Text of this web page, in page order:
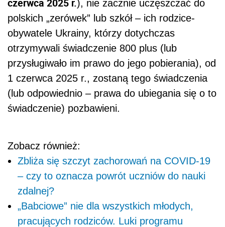
), nie zacznie uczęszczać do
polskich „zerówek” lub szkół – ich rodzice-
obywatele Ukrainy, którzy dotychczas
otrzymywali świadczenie 800 plus (lub
przysługiwało im prawo do jego pobierania), od
1 czerwca 2025 r., zostaną tego świadczenia
(lub odpowiednio – prawa do ubiegania się o to
świadczenie) pozbawieni.
Zobacz również:
Zbliża się szczyt zachorowań na COVID-19
– czy to oznacza powrót uczniów do nauki
zdalnej?
„Babciowe” nie dla wszystkich młodych,
pracujących rodziców. Luki programu